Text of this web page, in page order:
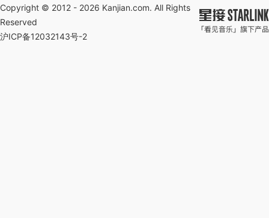
Copyright © 2012 - 2026 Kanjian.com. All Rights
Reserved
沪ICP备12032143号-2